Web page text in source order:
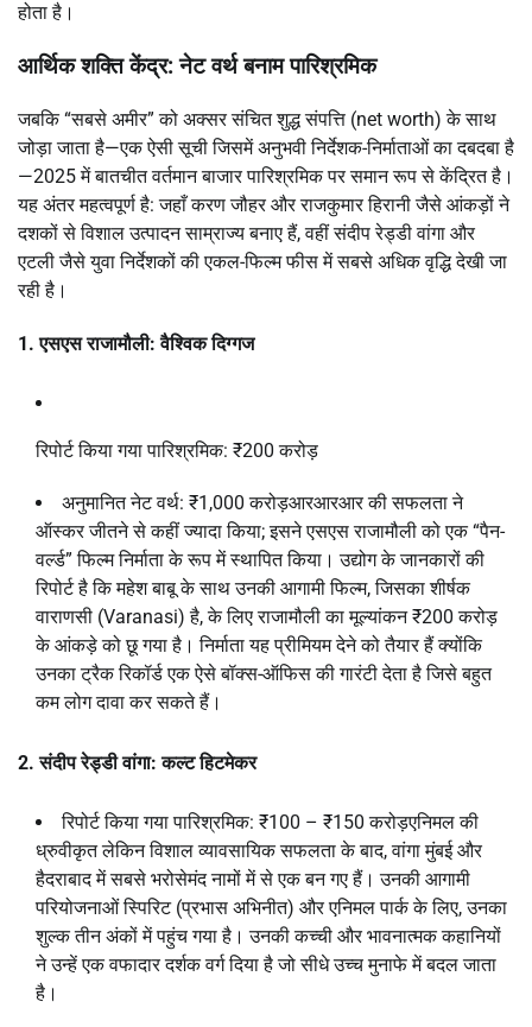
होता है।
आर्थिक शक्ति केंद्र: नेट वर्थ बनाम पारिश्रमिक
जबकि “सबसे अमीर” को अक्सर संचित शुद्ध संपत्ति (net worth) के साथ
जोड़ा जाता है—एक ऐसी सूची जिसमें अनुभवी निर्देशक-निर्माताओं का दबदबा है
—2025 में बातचीत वर्तमान बाजार पारिश्रमिक पर समान रूप से केंद्रित है।
यह अंतर महत्वपूर्ण है: जहाँ करण जौहर और राजकुमार हिरानी जैसे आंकड़ों ने
दशकों से विशाल उत्पादन साम्राज्य बनाए हैं, वहीं संदीप रेड्डी वांगा और
एटली जैसे युवा निर्देशकों की एकल-फिल्म फीस में सबसे अधिक वृद्धि देखी जा
रही है।
1. एसएस राजामौली: वैश्विक दिग्गज
रिपोर्ट किया गया पारिश्रमिक: ₹200 करोड़
अनुमानित नेट वर्थ: ₹1,000 करोड़आरआरआर की सफलता ने
ऑस्कर जीतने से कहीं ज्यादा किया; इसने एसएस राजामौली को एक “पैन-
वर्ल्ड” फिल्म निर्माता के रूप में स्थापित किया। उद्योग के जानकारों की
रिपोर्ट है कि महेश बाबू के साथ उनकी आगामी फिल्म, जिसका शीर्षक
वाराणसी (Varanasi) है, के लिए राजामौली का मूल्यांकन ₹200 करोड़
के आंकड़े को छू गया है। निर्माता यह प्रीमियम देने को तैयार हैं क्योंकि
उनका ट्रैक रिकॉर्ड एक ऐसे बॉक्स-ऑफिस की गारंटी देता है जिसे बहुत
कम लोग दावा कर सकते हैं।
2. संदीप रेड्डी वांगा: कल्ट हिटमेकर
रिपोर्ट किया गया पारिश्रमिक: ₹100 – ₹150 करोड़एनिमल की
ध्रुवीकृत लेकिन विशाल व्यावसायिक सफलता के बाद, वांगा मुंबई और
हैदराबाद में सबसे भरोसेमंद नामों में से एक बन गए हैं। उनकी आगामी
परियोजनाओं स्पिरिट (प्रभास अभिनीत) और एनिमल पार्क के लिए, उनका
शुल्क तीन अंकों में पहुंच गया है। उनकी कच्ची और भावनात्मक कहानियों
ने उन्हें एक वफादार दर्शक वर्ग दिया है जो सीधे उच्च मुनाफे में बदल जाता
है।